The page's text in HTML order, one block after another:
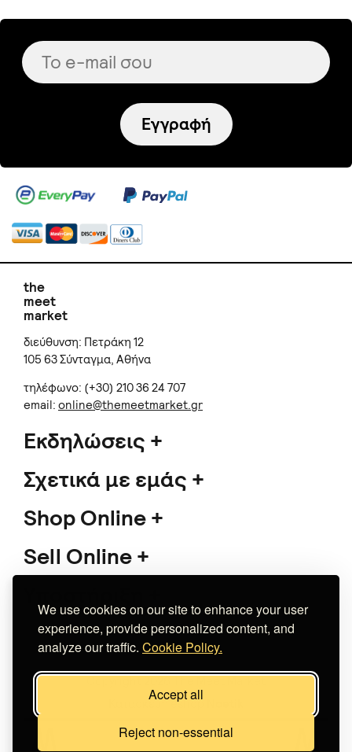
We use cookies on our site to enhance your user
experience, provide personalized content, and
analyze our traffic. Cookie Policy.
Accept all
Reject non-essential
Εγγραφή
the
meet
market
διεύθυνση: Πετράκη 12
105 63 Σύνταγμα, Αθήνα
τηλέφωνο: (+30) 210 36 24 707
email: online@themeetmarket.gr
Εκδηλώσεις
Σχετικά με εμάς
Shop Online
Sell Online
Κατασκευή eshop